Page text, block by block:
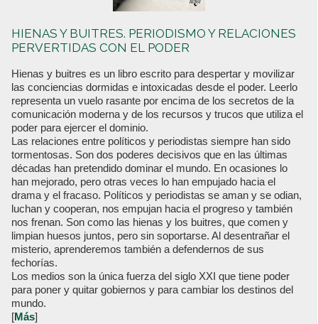
HIENAS Y BUITRES. PERIODISMO Y RELACIONES
PERVERTIDAS CON EL PODER
Hienas y buitres es un libro escrito para despertar y movilizar
las conciencias dormidas e intoxicadas desde el poder. Leerlo
representa un vuelo rasante por encima de los secretos de la
comunicación moderna y de los recursos y trucos que utiliza el
poder para ejercer el dominio.
Las relaciones entre políticos y periodistas siempre han sido
tormentosas. Son dos poderes decisivos que en las últimas
décadas han pretendido dominar el mundo. En ocasiones lo
han mejorado, pero otras veces lo han empujado hacia el
drama y el fracaso. Políticos y periodistas se aman y se odian,
luchan y cooperan, nos empujan hacia el progreso y también
nos frenan. Son como las hienas y los buitres, que comen y
limpian huesos juntos, pero sin soportarse. Al desentrañar el
misterio, aprenderemos también a defendernos de sus
fechorías.
Los medios son la única fuerza del siglo XXI que tiene poder
para poner y quitar gobiernos y para cambiar los destinos del
mundo.
[Más]